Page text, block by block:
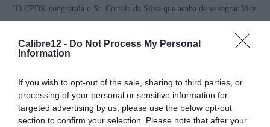
Calibre12 - Do Not Process My Personal
Information
If you wish to opt-out of the sale, sharing to third parties, or
processing of your personal or sensitive information for
targeted advertising by us, please use the below opt-out
section to confirm your selection. Please note that after your
“O CPDK congratula o Sr. Correia da Silva que acaba de se sagrar Vice
Rugvica, Croácia.
Correia da Silva, Portugal vence a referida competição, tornando-se
Campeão do Mundo de Caça Prática 2024 por equipas.